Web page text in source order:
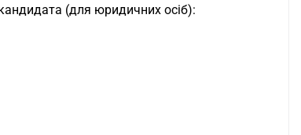
(для юридичних осіб):